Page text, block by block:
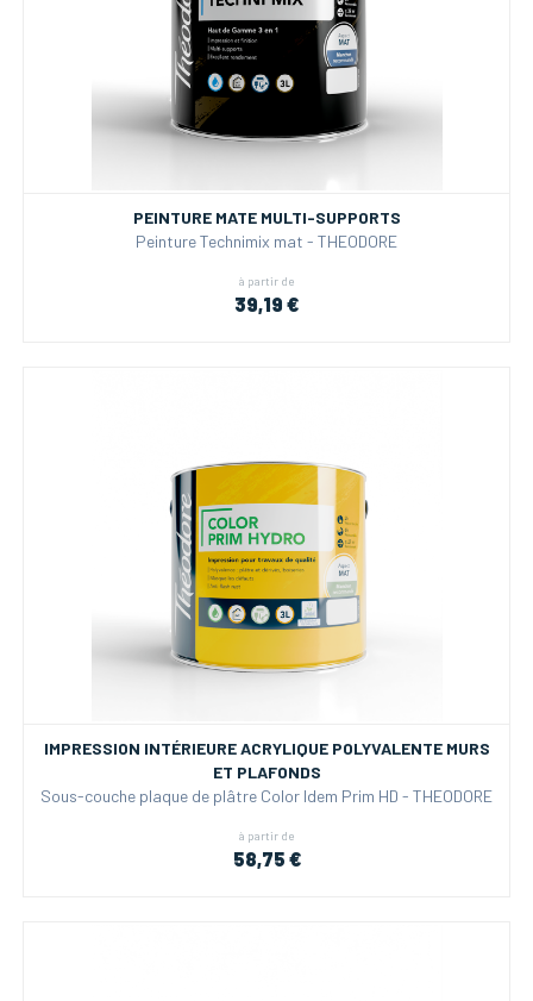
PEINTURE MATE MULTI-SUPPORTS
Peinture Technimix mat - THEODORE
à partir de
39,19 €
IMPRESSION INTÉRIEURE ACRYLIQUE POLYVALENTE MURS
ET PLAFONDS
Sous-couche plaque de plâtre Color Idem Prim HD - THEODORE
à partir de
58,75 €